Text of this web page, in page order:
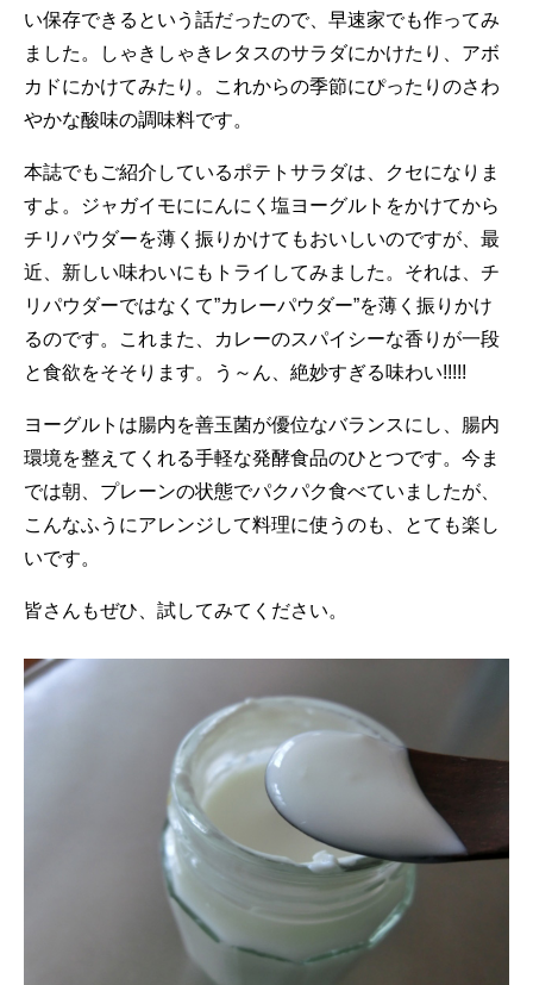
い保存できるという話だったので、早速家でも作ってみ
ました。しゃきしゃきレタスのサラダにかけたり、アボ
カドにかけてみたり。これからの季節にぴったりのさわ
やかな酸味の調味料です。
本誌でもご紹介しているポテトサラダは、クセになりま
すよ。ジャガイモににんにく塩ヨーグルトをかけてから
チリパウダーを薄く振りかけてもおいしいのですが、最
近、新しい味わいにもトライしてみました。それは、チ
リパウダーではなくて”カレーパウダー”を薄く振りかけ
るのです。これまた、カレーのスパイシーな香りが一段
と食欲をそそります。う～ん、絶妙すぎる味わい!!!!!
ヨーグルトは腸内を善玉菌が優位なバランスにし、腸内
環境を整えてくれる手軽な発酵食品のひとつです。今ま
では朝、プレーンの状態でパクパク食べていましたが、
こんなふうにアレンジして料理に使うのも、とても楽し
いです。
皆さんもぜひ、試してみてください。